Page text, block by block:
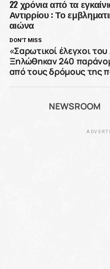
22 χρόνια από τα
Αντιρρίου : Το
αιώνα
DON'T MISS
«Σαρωτικοί έλεγχοι
Ξηλώθηκαν 240
από τους δρόμους της
NEWSROOM